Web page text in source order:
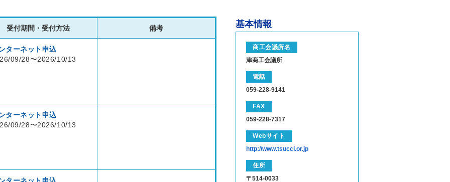
受付期間・受付方法 備考
ターネット申込
09/28〜2026/10/13
ターネット申込
09/28〜2026/10/13
基本情報
商工会議所名
津商工会議所
電話
059-228-9141
FAX
059-228-7317
Webサイト
http://www.tsucci.or.jp
住所
〒514-0033